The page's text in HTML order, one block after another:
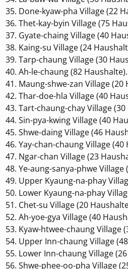
Done-kyaw-pha Village (22
Thet-kay-byin Village (75
Gyate-chaing Village (40
Kaing-su Village (24
Tarp-chaung Village (30
Ah-le-chaung (82 Haushalte).
Maung-shwe-zan Village (20
Thar-doe-hla Village (40
Tart-chaung-chay Village
Sin-pya-kwing Village (40
Shwe-daing Village (46
Yay-chan-chaung Village (40
Ngar-chan Village (23
Ye-aung-sanya-phwe Village
Upper Kyaung-na-phay
Lower Kyaung-na-phay
Chet-su Village (20
Ah-yoe-gya Village (40
Kyaw-htwee-chaung Village
Upper Inn-chaung Village
Lower Inn-chaung Village
Shwe-phee-oo-pha Village